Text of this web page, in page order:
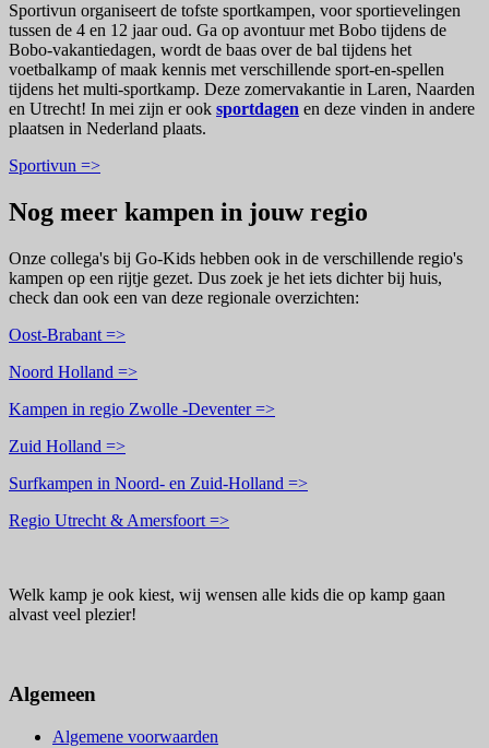
Sportivun organiseert de tofste sportkampen, voor sportievelingen
tussen de 4 en 12 jaar oud. Ga op avontuur met Bobo tijdens de
Bobo-vakantiedagen, wordt de baas over de bal tijdens het
voetbalkamp of maak kennis met verschillende sport-en-spellen
tijdens het multi-sportkamp. Deze zomervakantie in Laren, Naarden
en Utrecht! In mei zijn er ook sportdagen en deze vinden in andere
plaatsen in Nederland plaats.
Sportivun =>
Nog meer kampen in jouw regio
Onze collega's bij Go-Kids hebben ook in de verschillende regio's
kampen op een rijtje gezet. Dus zoek je het iets dichter bij huis,
check dan ook een van deze regionale overzichten:
Oost-Brabant =>
Noord Holland =>
Kampen in regio Zwolle -Deventer =>
Zuid Holland =>
Surfkampen in Noord- en Zuid-Holland =>
Regio Utrecht & Amersfoort =>
Welk kamp je ook kiest, wij wensen alle kids die op kamp gaan
alvast veel plezier!
Algemeen
Algemene voorwaarden